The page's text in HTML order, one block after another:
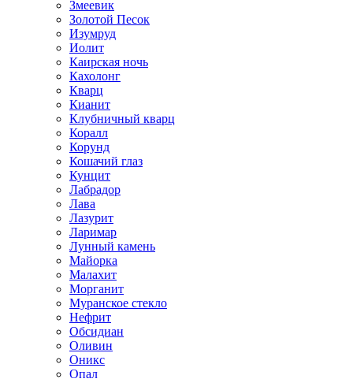
Змеевик
Золотой Песок
Изумруд
Иолит
Каирская ночь
Кахолонг
Кварц
Кианит
Клубничный кварц
Коралл
Корунд
Кошачий глаз
Кунцит
Лабрадор
Лава
Лазурит
Ларимар
Лунный камень
Майорка
Малахит
Морганит
Муранское стекло
Нефрит
Обсидиан
Оливин
Оникс
Опал